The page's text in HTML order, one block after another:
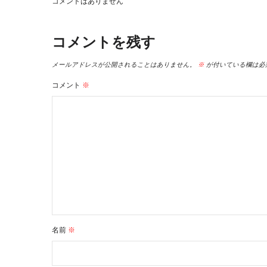
コメントを残す
メールアドレスが公開されることはありません。 ※ が付いている欄は
コメント ※
名前 ※